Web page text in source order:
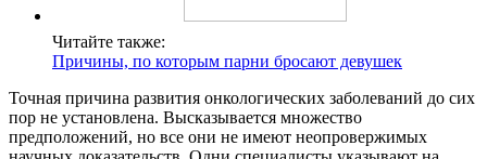
Читайте также:
Причины, по которым парни бросают девушек
Точная причина развития онкологических заболеваний до сих
пор не установлена. Высказывается множество
предположений, но все они не имеют неопровержимых